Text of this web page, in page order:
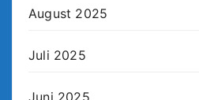
August 2025
Juli 2025
Juni 2025